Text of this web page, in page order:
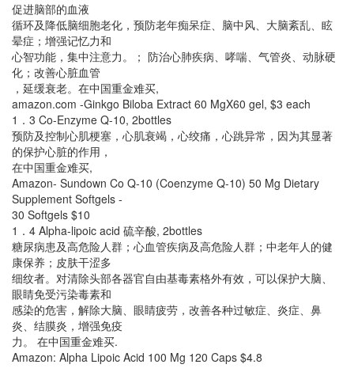
促进脑部的血液
循环及降低脑细胞老化，预防老年痴呆症、脑中风、大脑紊乱、眩
晕症；增强记忆力和
心智功能，集中注意力。； 防治心肺疾病、哮喘、气管炎、动脉硬
化；改善心脏血管
，延缓衰老。在中国重金难买,
amazon.com -Ginkgo Biloba Extract 60 MgX60 gel, $3 each
1．3 Co-Enzyme Q-10, 2bottles
预防及控制心肌梗塞，心肌衰竭，心绞痛，心跳异常，因为其显著
的保护心脏的作用，
在中国重金难买,
Amazon- Sundown Co Q-10 (Coenzyme Q-10) 50 Mg Dietary
Supplement Softgels -
30 Softgels $10
1．4 Alpha-lipoic acid 硫辛酸, 2bottles
糖尿病患及高危险人群；心血管疾病及高危险人群；中老年人的健
康保养；皮肤干涩多
细纹者。对清除头部各器官自由基毒素格外有效，可以保护大脑、
眼睛免受污染毒素和
感染的危害，解除大脑、眼睛疲劳，改善各种过敏症、炎症、鼻
炎、结膜炎，增强免疫
力。 在中国重金难买.
Amazon: Alpha Lipoic Acid 100 Mg 120 Caps $4.8